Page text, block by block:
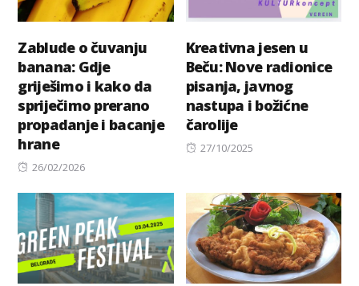
Zablude o čuvanju
banana: Gdje
griješimo i kako da
spriječimo prerano
propadanje i bacanje
hrane
Posted
26/02/2026
Kreativna jesen u
Beču: Nove radionice
pisanja, javnog
nastupa i božićne
čarolije
Posted
27/10/2025